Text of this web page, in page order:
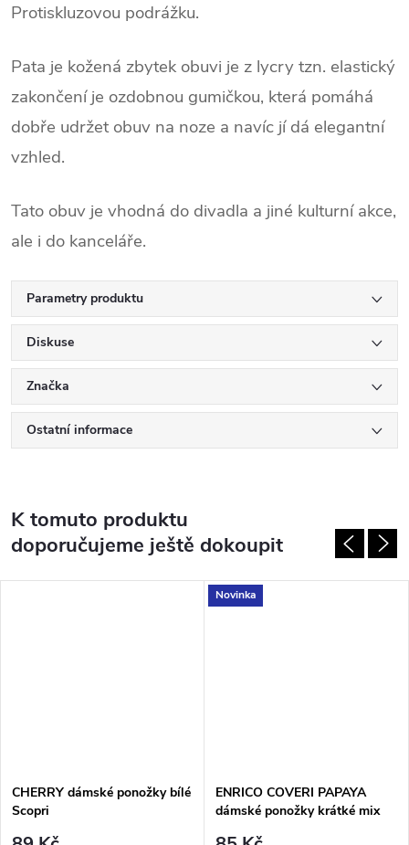
Protiskluzovou podrážku.
Pata je kožená zbytek obuvi je z lycry tzn. elastický
zakončení je ozdobnou gumičkou, která pomáhá
dobře udržet obuv na noze a navíc jí dá elegantní
vzhled.
Tato obuv je vhodná do divadla a jiné kulturní akce,
ale i do kanceláře.
Parametry produktu
Diskuse
Značka
Ostatní informace
K tomuto produktu
doporučujeme ještě dokoupit
CHERRY dámské ponožky bílé
Scopri
Novinka
ENRICO COVERI PAPAYA
dámské ponožky krátké mix